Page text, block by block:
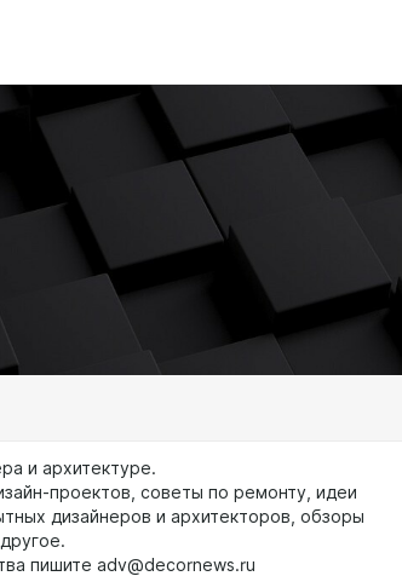
и архитектуре.
проектов, советы по ремонту, идеи
дизайнеров и архитекторов, обзоры
пишите adv@decornews.ru